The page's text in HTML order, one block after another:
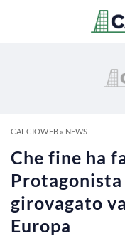
CALCIOWEB» NEWS
Che fine ha
Protagonista
girovagato
Europa